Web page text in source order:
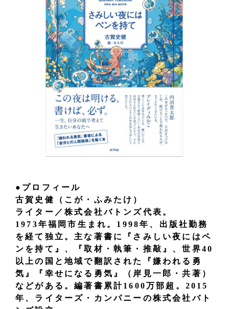
●プロフィール
古賀史健（こが・ふみたけ）
ライター／株式会社バトンズ代表。
1973年福岡市生まれ。1998年、出版社勤務
を経て独立。主な著書に『さみしい夜にはペ
ンを持て』、『取材・執筆・推敲』、世界40
以上の国と地域で翻訳された『嫌われる勇
気』『幸せになる勇気』（岸見一郎・共著）
などがある。編著書累計1600万部超。2015
年、ライターズ・カンパニーの株式会社バト